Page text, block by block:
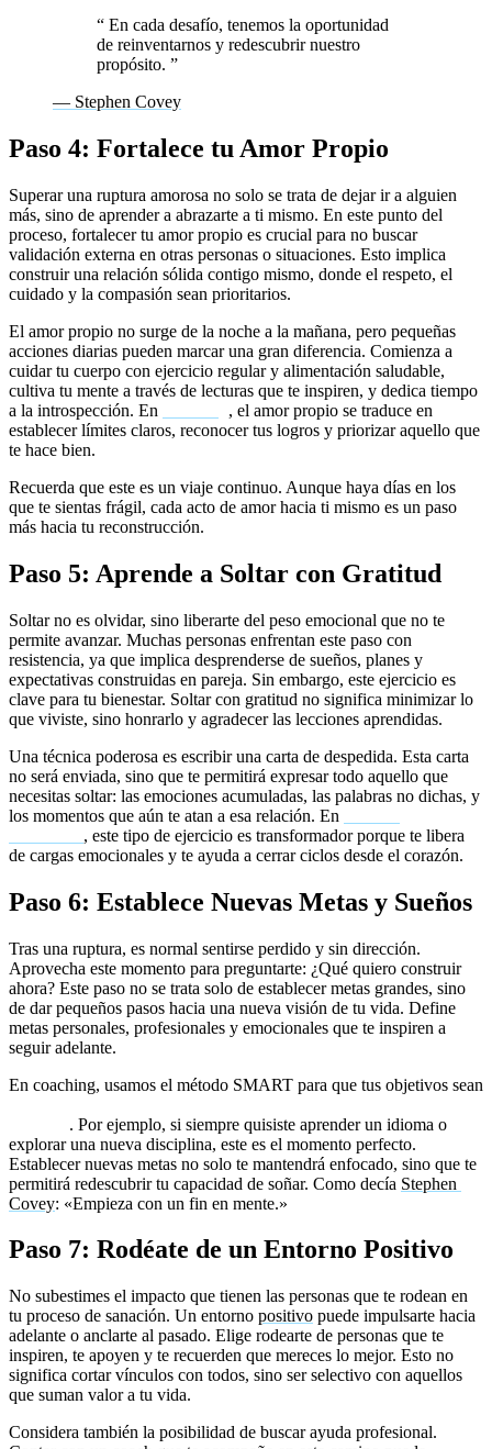
“ En cada desafío, tenemos la oportunidad
de reinventarnos y redescubrir nuestro
propósito. ”
— Stephen Covey
Paso 4: Fortalece tu Amor Propio
Superar una ruptura amorosa no solo se trata de dejar ir a alguien
más, sino de aprender a abrazarte a ti mismo. En este punto del
proceso, fortalecer tu amor propio es crucial para no buscar
validación externa en otras personas o situaciones. Esto implica
construir una relación sólida contigo mismo, donde el respeto, el
cuidado y la compasión sean prioritarios.
El amor propio no surge de la noche a la mañana, pero pequeñas
acciones diarias pueden marcar una gran diferencia. Comienza a
cuidar tu cuerpo con ejercicio regular y alimentación saludable,
cultiva tu mente a través de lecturas que te inspiren, y dedica tiempo
a la introspección. En
, el amor propio se traduce en
establecer límites claros, reconocer tus logros y priorizar aquello que
te hace bien.
Recuerda que este es un viaje continuo. Aunque haya días en los
que te sientas frágil, cada acto de amor hacia ti mismo es un paso
más hacia tu reconstrucción.
Paso 5: Aprende a Soltar con Gratitud
Soltar no es olvidar, sino liberarte del peso emocional que no te
permite avanzar. Muchas personas enfrentan este paso con
resistencia, ya que implica desprenderse de sueños, planes y
expectativas construidas en pareja. Sin embargo, este ejercicio es
clave para tu bienestar. Soltar con gratitud no significa minimizar lo
que viviste, sino honrarlo y agradecer las lecciones aprendidas.
Una técnica poderosa es escribir una carta de despedida. Esta carta
no será enviada, sino que te permitirá expresar todo aquello que
necesitas soltar: las emociones acumuladas, las palabras no dichas, y
los momentos que aún te atan a esa relación. En
, este tipo de ejercicio es transformador porque te libera
de cargas emocionales y te ayuda a cerrar ciclos desde el corazón.
Paso 6: Establece Nuevas Metas y Sueños
Tras una ruptura, es normal sentirse perdido y sin dirección.
Aprovecha este momento para preguntarte: ¿Qué quiero construir
ahora? Este paso no se trata solo de establecer metas grandes, sino
de dar pequeños pasos hacia una nueva visión de tu vida. Define
metas personales, profesionales y emocionales que te inspiren a
seguir adelante.
En coaching, usamos el método SMART para que tus objetivos sean
. Por ejemplo, si siempre quisiste aprender un idioma o
explorar una nueva disciplina, este es el momento perfecto.
Establecer nuevas metas no solo te mantendrá enfocado, sino que te
permitirá redescubrir tu capacidad de soñar. Como decía Stephen
Covey: «Empieza con un fin en mente.»
Paso 7: Rodéate de un Entorno Positivo
No subestimes el impacto que tienen las personas que te rodean en
tu proceso de sanación. Un entorno positivo puede impulsarte hacia
adelante o anclarte al pasado. Elige rodearte de personas que te
inspiren, te apoyen y te recuerden que mereces lo mejor. Esto no
significa cortar vínculos con todos, sino ser selectivo con aquellos
que suman valor a tu vida.
Considera también la posibilidad de buscar ayuda profesional.